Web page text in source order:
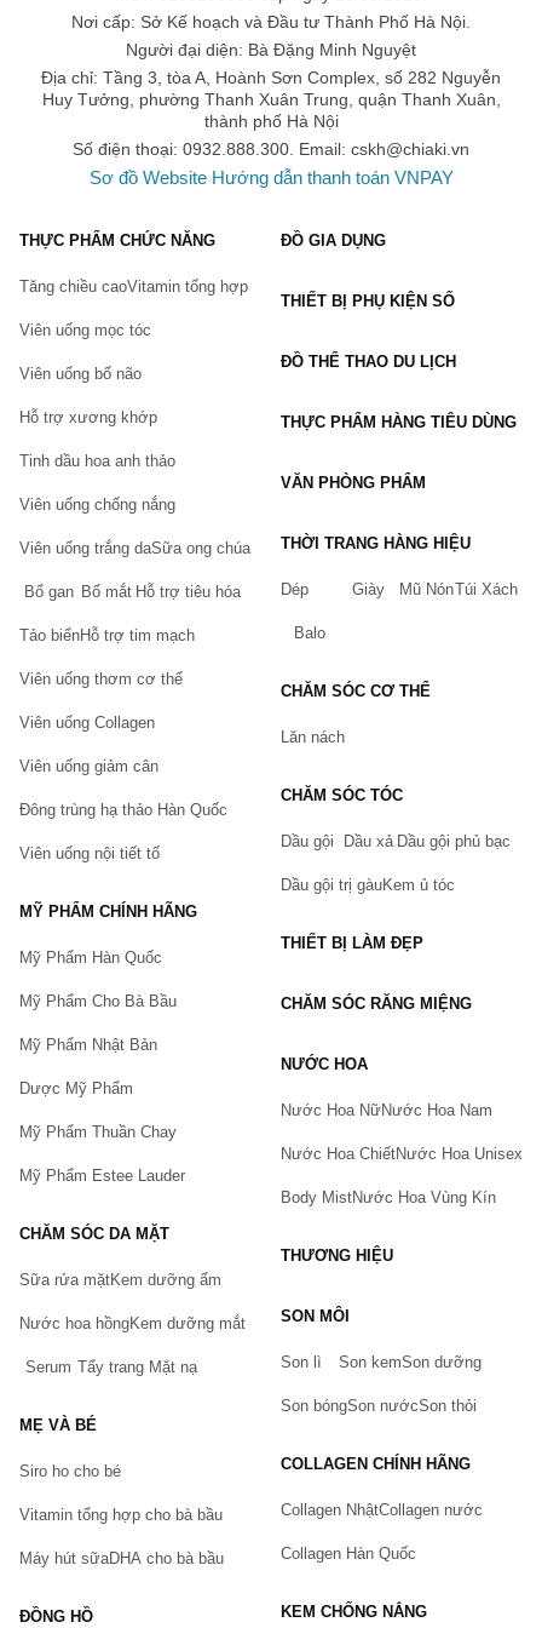
Với nhiều năm kinh nghiệm trong cung cấp các sản phẩm
tăng cân chính hãng , Chiaki.vncam kết mang đến cho bạn
những sản phẩm chính hãng, chất lượng với mức giá tốt cùng
nhiều ưu đãi hấp dẫn. Chiaki.vn vận chuyển toàn quốc, giao hàng
thanh toán tận nơi, cam kết hoàn tiền 150% nếu khách hàng phát
Nếu bạn đang tìm kiếm một địa chỉ mua
giá tốt, Chiaki.vn là một lựa chọn đáng cân nhắc. Tại
thương hiệu nổi tiếng với mức giá ưu đãi.
Bạn có thể mua trực tiếp trên website hoặc đặt hàng qua
hotline:
Website: Chiaki.vn
Hotline: 0932.888.300
Địa chỉ: Tầng 3, tòa A, Hoành Sơn Complex, số 282
Nguyễn Huy Tưởng, Thanh Xuân Trung, Thanh
Xuân, Hà Nội.
<<------------------------------------->>
Khi mua các sản phẩm hỗ trợ tăng cân và thực phẩm
quyền lợi:
Sản phẩm hỗ trợ tăng cân được kiểm duyệt kỹ
môn"
100% sản phẩm chính hãng. Có dán tem bảo đảm
Hoàn tiền, đổi trả sản phẩm trong 5 ngày nếu có lỗi
của nhà sản xuất và hỏng hóc trong quá trình vận
chuyển. (Xem thêm: Chính sách đổi trả hàng tại
Giao hàng thu tiền, thanh toán online nhiều phương
Tích điểm đổi quà và nhiều ưu đãi theo sự kiện khác.
Cách đặt hàng tại Chiaki.vn
Quý khách có thể tham khảo
chúng tôi sẽ liên hệ lại Quý Khách trong
thời gian ngắn nhất.
Hãy báo lỗi cho chúng tôi. Hoặc gọi cho chúng tôi qua số
Nơi cấp: Sở Kế hoạch và Đầu tư Thành Phố Hà Nội.
Người đại diện: Bà Đặng Minh Nguyệt
Địa chỉ: Tầng 3, tòa A, Hoành Sơn Complex, số 282 Nguyễn
Huy Tưởng, phường Thanh Xuân Trung, quận Thanh Xuân,
thành phố Hà Nội
Số điện thoại: 0932.888.300. Email: cskh@chiaki.vn
Sơ đồ Website Hướng dẫn thanh toán VNPAY
THỰC PHẨM CHỨC NĂNG
Tăng chiều caoVitamin tổng hợp
Viên uống mọc tóc
Viên uống bổ não
Hỗ trợ xương khớp
Tinh dầu hoa anh thảo
Viên uống chống nắng
Viên uống trắng daSữa ong chúa
Bổ gan Bổ mắt Hỗ trợ tiêu hóa
Tảo biểnHỗ trợ tim mạch
Viên uống thơm cơ thể
Viên uống Collagen
Viên uống giảm cân
Đông trùng hạ thảo Hàn Quốc
Viên uống nội tiết tố
MỸ PHẨM CHÍNH HÃNG
Mỹ Phẩm Hàn Quốc
Mỹ Phẩm Cho Bà Bầu
Mỹ Phẩm Nhật Bản
Dược Mỹ Phẩm
Mỹ Phẩm Thuần Chay
Mỹ Phẩm Estee Lauder
CHĂM SÓC DA MẶT
Sữa rửa mặtKem dưỡng ẩm
Nước hoa hồngKem dưỡng mắt
Serum Tẩy trang Mặt nạ
MẸ VÀ BÉ
Siro ho cho bé
Vitamin tổng hợp cho bà bầu
Máy hút sữaDHA cho bà bầu
ĐỒNG HỒ
ĐỒ GIA DỤNG
THIẾT BỊ PHỤ KIỆN SỐ
ĐỒ THỂ THAO DU LỊCH
THỰC PHẨM HÀNG TIÊU DÙNG
VĂN PHÒNG PHẨM
THỜI TRANG HÀNG HIỆU
Dép Giày Mũ NónTúi Xách
Balo
CHĂM SÓC CƠ THỂ
Lăn nách
CHĂM SÓC TÓC
Dầu gội Dầu xả Dầu gội phủ bạc
Dầu gội trị gàuKem ủ tóc
THIẾT BỊ LÀM ĐẸP
CHĂM SÓC RĂNG MIỆNG
NƯỚC HOA
Nước Hoa NữNước Hoa Nam
Nước Hoa ChiếtNước Hoa Unisex
Body MistNước Hoa Vùng Kín
THƯƠNG HIỆU
SON MÔI
Son lì Son kemSon dưỡng
Son bóngSon nướcSon thỏi
COLLAGEN CHÍNH HÃNG
Collagen NhậtCollagen nước
Collagen Hàn Quốc
KEM CHỐNG NẮNG